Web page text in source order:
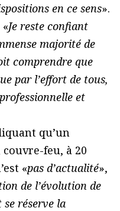
en ce sens».
Je reste confiant
majorité de
comprendre que
par l’effort de tous,
et
qu’un
feu, à 20
«pas d’actualité»,
de l’évolution de
se réserve la